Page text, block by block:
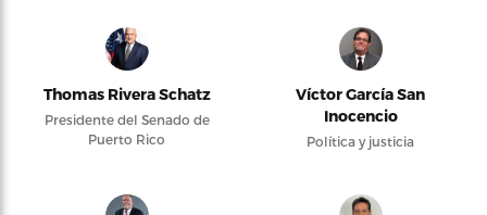
Thomas Rivera Schatz
Presidente del Senado de
Puerto Rico
Víctor García San
Inocencio
Política y justicia